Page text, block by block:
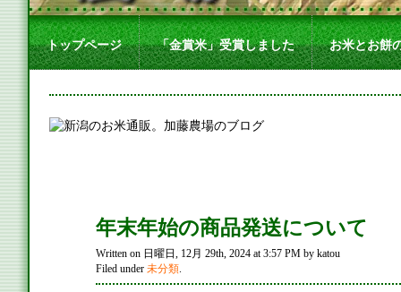
トップページ 「金賞米」受賞しました お米とお餅
年末年始の商品発送について
Written on 日曜日, 12月 29th, 2024 at 3:57 PM by katou
Filed under 未分類.